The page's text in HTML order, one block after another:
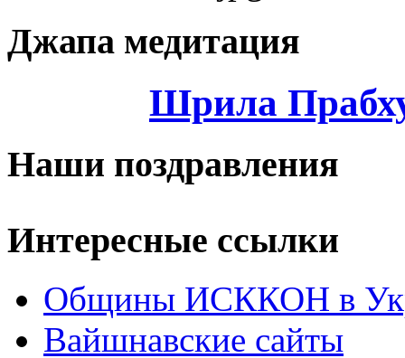
Джапа медитация
Шрила
Наши поздравления
Интересные ссылки
Общины ИСККОН в
Вайшнавские сайты